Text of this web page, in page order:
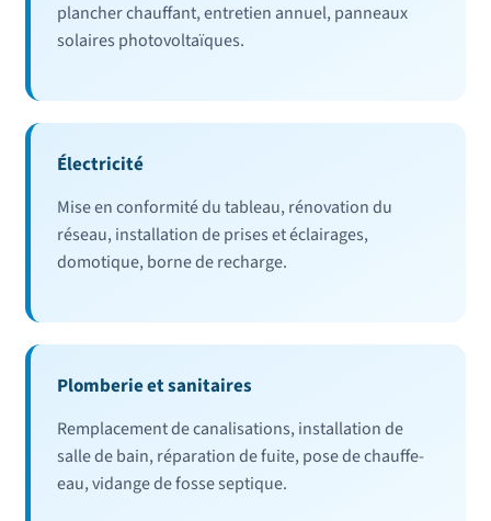
plancher chauffant, entretien annuel, panneaux
solaires photovoltaïques.
Électricité
Mise en conformité du tableau, rénovation du
réseau, installation de prises et éclairages,
domotique, borne de recharge.
Plomberie et sanitaires
Remplacement de canalisations, installation de
salle de bain, réparation de fuite, pose de chauffe-
eau, vidange de fosse septique.